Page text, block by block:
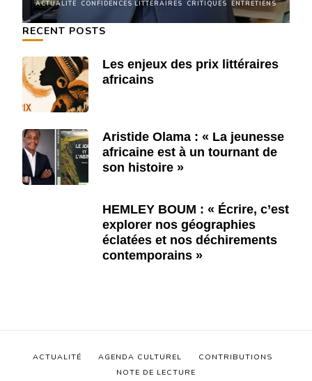
ACTUALITÉ CONFIDENCES LITTÉRAIRES CRITIQUES ENTRETIENS
RECENT POSTS
Les enjeux des prix littéraires
africains
Aristide Olama : « La jeunesse
africaine est à un tournant de
son histoire »
HEMLEY BOUM : « Écrire, c’est
explorer nos géographies
éclatées et nos déchirements
contemporains »
ACTUALITÉ AGENDA CULTUREL
CONTRIBUTIONS
NOTE DE LECTURE